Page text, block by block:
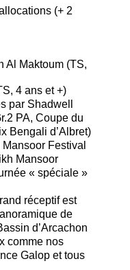
(+ 2
Al Maktoum (TS,
4 ans et +)
par Shadwell
PA, Coupe du
Bengali d’Albret)
Festival
Mansoor
« spéciale »
réceptif est
de
d’Arcachon
comme nos
Galop et tous